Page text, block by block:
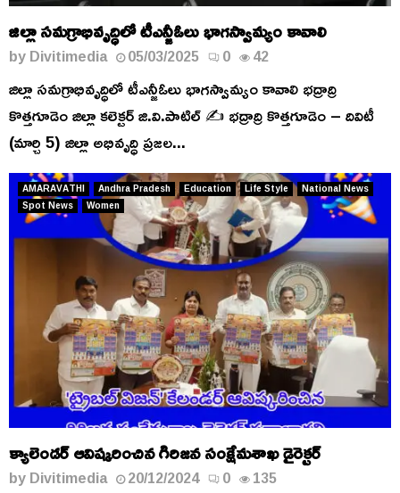
జిల్లా సమగ్రాభివృద్ధిలో టీఎన్జీఓలు భాగస్వామ్యం కావాలి
byDivitimedia 05/03/2025 0 42
జిల్లా సమగ్రాభివృద్ధిలో టీఎన్జీఓలు భాగస్వామ్యం కావాలి భద్రాద్రి
కొత్తగూడెం జిల్లా కలెక్టర్ జి.వి.పాటిల్ ✍️ భద్రాద్రి కొత్తగూడెం – దివిటీ
(మార్చి 5) జిల్లా అభివృద్ధి ప్రజల...
AMARAVATHI Andhra Pradesh Education Life Style
National News
Spot News
Women
క్యాలెండర్ ఆవిష్కరించిన గిరిజన సంక్షేమశాఖ డైరెక్టర్
byDivitimedia 20/12/2024 0 135